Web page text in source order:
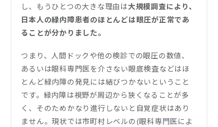
し、もうひとつの大きな理由は大規模調査により、
日本人の緑内障患者のほとんどは眼圧が正常であ
ることが分かりました。
つまり、人間ドックや他の検診での眼圧の数値、
あるいは眼科専門医を介さない眼底検査などはほ
とんど緑内障の発見には結びつかないということ
です。緑内障は視野が周辺から狭くなることが多
く、そのためかなり進行しないと自覚症状はあり
ません。現状では市町村レベルの(眼科専門医によ